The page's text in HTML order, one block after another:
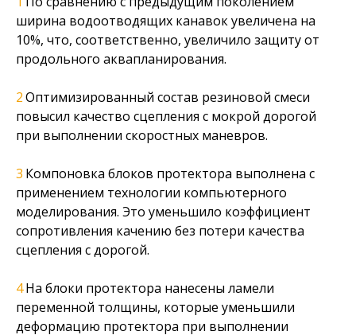
ширина водоотводящих канавок увеличена на
10%, что, соответственно, увеличило защиту от
продольного аквапланирования.
Оптимизированный состав резиновой смеси
повысил качество сцепления с мокрой дорогой
при выполнении скоростных маневров.
Компоновка блоков протектора выполнена с
применением технологии компьютерного
моделирования. Это уменьшило коэффициент
сопротивления качению без потери качества
сцепления с дорогой.
На блоки протектора нанесены ламели
переменной толщины, которые уменьшили
деформацию протектора при выполнении